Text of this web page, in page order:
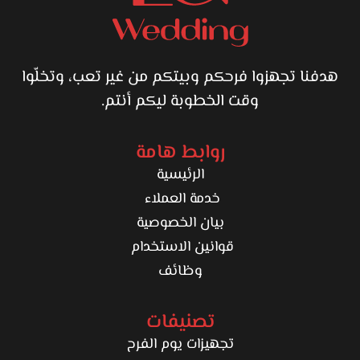
ناعم، وتفهمك من أول مرة، أسماء الباشا تستاهل التجربة. احجزي
معاها وخليكي جاهزة تطلعي بإطلالة بسيطة، ثابتة، ومناسبة
ليكي، تخليكي مرتاحة وطبيعية من أول اليوم لحد آخره.
هدفنا تجهزوا فرحكم وبيتكم من غير تعب، وتخلّوا
وقت الخطوبة ليكم أنتم.
روابط هامة
الرئيسية
خدمة العملاء
بيان الخصوصية
قوانين الاستخدام
وظائف
تصنيفات
تجهيزات يوم الفرح